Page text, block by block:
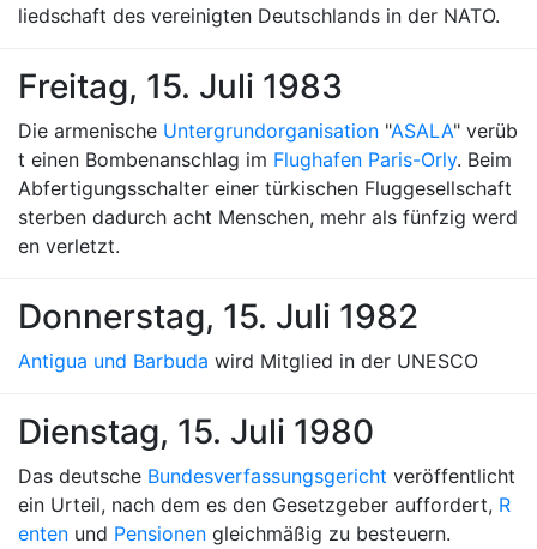
liedschaft des vereinigten Deutschlands in der NATO.
Freitag, 15. Juli 1983
Die armenische Untergrundorganisation "ASALA" verüb
t einen Bombenanschlag im Flughafen Paris-Orly. Beim
Abfertigungsschalter einer türkischen Fluggesellschaft
sterben dadurch acht Menschen, mehr als fünfzig werd
en verletzt.
Donnerstag, 15. Juli 1982
Antigua und Barbuda wird Mitglied in der UNESCO
Dienstag, 15. Juli 1980
Das deutsche Bundesverfassungsgericht veröffentlicht
ein Urteil, nach dem es den Gesetzgeber auffordert, R
enten und Pensionen gleichmäßig zu besteuern.